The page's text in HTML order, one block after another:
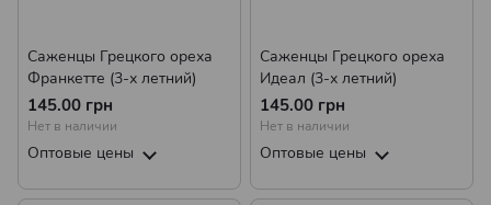
Саженцы Грецкого ореха
Франкетте (3-х летний)
145.00 грн
Нет в наличии
Оптовые цены
Саженцы Грецкого ореха
Идеал (3-х летний)
145.00 грн
Нет в наличии
Оптовые цены